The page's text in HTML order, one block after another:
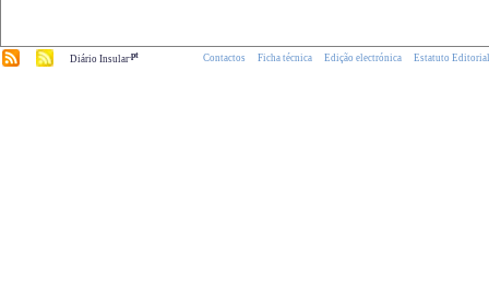
Diário Insular.pt Contactos Ficha técnica Edição electrónica Estatuto Editorial